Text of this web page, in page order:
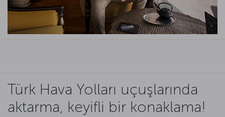
Türk Hava Yolları uçuşlarında
aktarma, keyifli bir konaklama!